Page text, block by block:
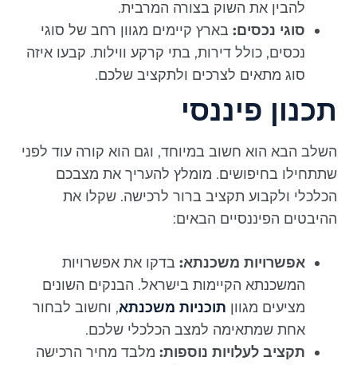
להבין את השוק בצורה המרבית.
סוגי נכסים:בארץ קיימים מגוון רחב של סוגי
נכסים, כולל דירות, בתי קרקע ווילות. קבעו איזה
סוג מתאים לצרכים ולתקציב שלכם.
תכנון פיננסי
השלב הבא הוא חשוב במיוחד, וגם הוא קורה עוד לפני
שתתחילו בחיפושים. מומלץ להעריך את מצבכם
הכלכלי ולקבוע תקציב ברור לרכישה. שקלו את
ההיבטים הפיננסיים הבאים:
אפשרויות משכנתא:בדקו את אפשרויות
המשכנתא הקיימות בישראל. הבנקים השונים
מציעים מגווןתוכניות משכנתא, וחשוב לבחור
אחת שמתאימה למצב הכלכלי שלכם.
תקציב לעלויות נוספות:מלבד מחיר הרכישה